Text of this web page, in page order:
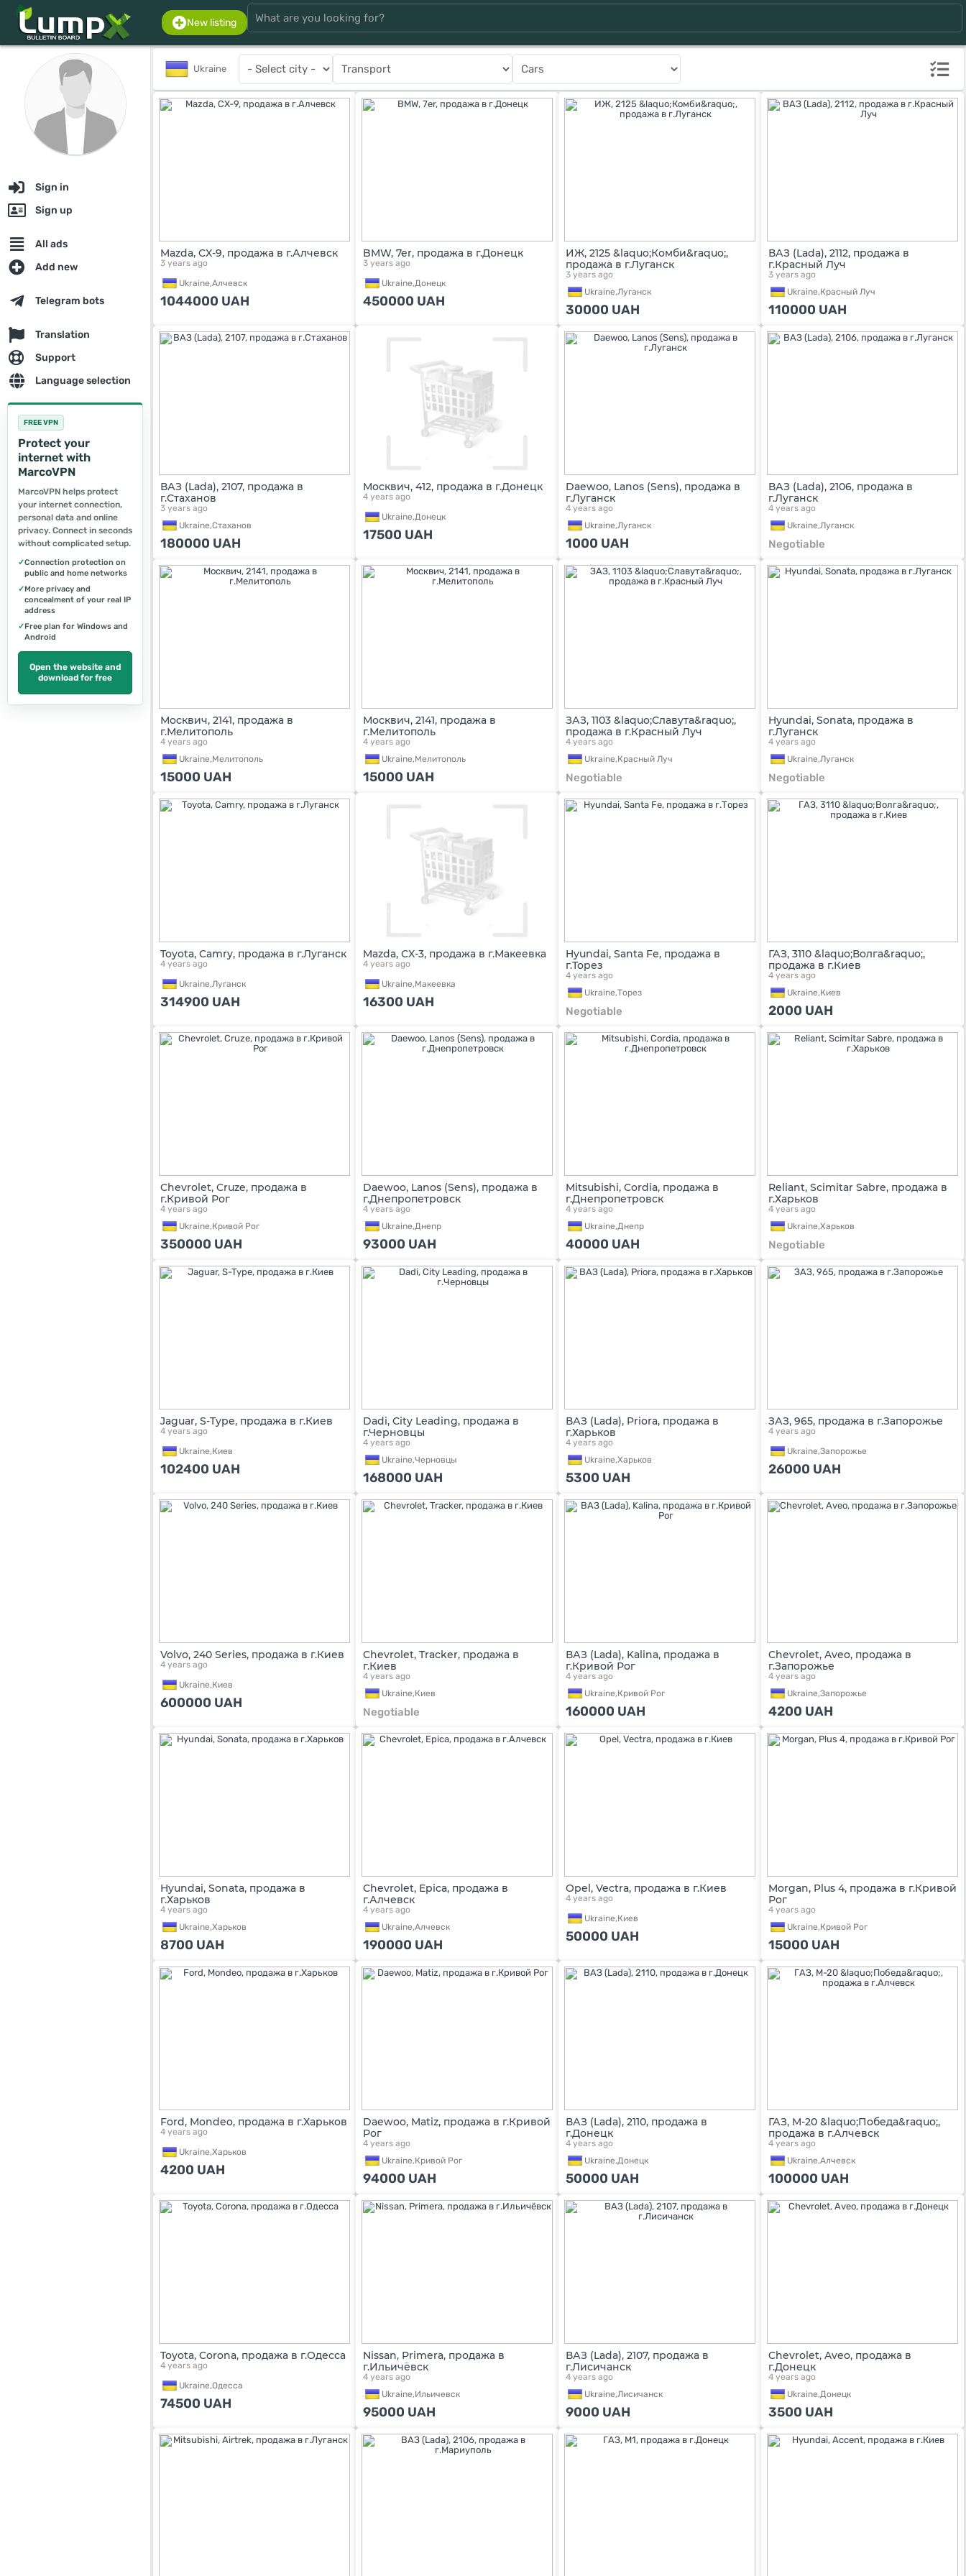
New listing
Sign in
Sign up
All ads
Add new
Telegram bots
Translation
Support
Language selection
FREE VPN
Protect your
internet with
MarcoVPN
MarcoVPN helps protect
your internet connection,
personal data and online
privacy. Connect in seconds
without complicated setup.
✓Connection protection on
public and home networks
✓More privacy and
concealment of your real IP
address
✓Free plan for Windows and
Android
Open the website and
download for free
Ukraine
Mazda, CX-9, продажа в г.Алчевск
3 years ago
Ukraine,Алчевск
1044000 UAH
BMW, 7er, продажа в г.Донецк
3 years ago
Ukraine,Донецк
450000 UAH
ИЖ, 2125 &laquo;Комби&raquo;,
продажа в г.Луганск
3 years ago
Ukraine,Луганск
30000 UAH
ВАЗ (Lada), 2112, продажа в
г.Красный Луч
3 years ago
Ukraine,Красный Луч
110000 UAH
ВАЗ (Lada), 2107, продажа в
г.Стаханов
3 years ago
Ukraine,Стаханов
180000 UAH
Москвич, 412, продажа в г.Донецк
4 years ago
Ukraine,Донецк
17500 UAH
Daewoo, Lanos (Sens), продажа в
г.Луганск
4 years ago
Ukraine,Луганск
1000 UAH
ВАЗ (Lada), 2106, продажа в
г.Луганск
4 years ago
Ukraine,Луганск
Negotiable
Москвич, 2141, продажа в
г.Мелитополь
4 years ago
Ukraine,Мелитополь
15000 UAH
Москвич, 2141, продажа в
г.Мелитополь
4 years ago
Ukraine,Мелитополь
15000 UAH
ЗАЗ, 1103 &laquo;Славута&raquo;,
продажа в г.Красный Луч
4 years ago
Ukraine,Красный Луч
Negotiable
Hyundai, Sonata, продажа в
г.Луганск
4 years ago
Ukraine,Луганск
Negotiable
Toyota, Camry, продажа в г.Луганск
4 years ago
Ukraine,Луганск
314900 UAH
Mazda, CX-3, продажа в г.Макеевка
4 years ago
Ukraine,Макеевка
16300 UAH
Hyundai, Santa Fe, продажа в
г.Торез
4 years ago
Ukraine,Торез
Negotiable
ГАЗ, 3110 &laquo;Волга&raquo;,
продажа в г.Киев
4 years ago
Ukraine,Киев
2000 UAH
Chevrolet, Cruze, продажа в
г.Кривой Рог
4 years ago
Ukraine,Кривой Рог
350000 UAH
Daewoo, Lanos (Sens), продажа в
г.Днепропетровск
4 years ago
Ukraine,Днепр
93000 UAH
Mitsubishi, Cordia, продажа в
г.Днепропетровск
4 years ago
Ukraine,Днепр
40000 UAH
Reliant, Scimitar Sabre, продажа в
г.Харьков
4 years ago
Ukraine,Харьков
Negotiable
Jaguar, S-Type, продажа в г.Киев
4 years ago
Ukraine,Киев
102400 UAH
Dadi, City Leading, продажа в
г.Черновцы
4 years ago
Ukraine,Черновцы
168000 UAH
ВАЗ (Lada), Priora, продажа в
г.Харьков
4 years ago
Ukraine,Харьков
5300 UAH
ЗАЗ, 965, продажа в г.Запорожье
4 years ago
Ukraine,Запорожье
26000 UAH
Volvo, 240 Series, продажа в г.Киев
4 years ago
Ukraine,Киев
600000 UAH
Chevrolet, Tracker, продажа в
г.Киев
4 years ago
Ukraine,Киев
Negotiable
ВАЗ (Lada), Kalina, продажа в
г.Кривой Рог
4 years ago
Ukraine,Кривой Рог
160000 UAH
Chevrolet, Aveo, продажа в
г.Запорожье
4 years ago
Ukraine,Запорожье
4200 UAH
Hyundai, Sonata, продажа в
г.Харьков
4 years ago
Ukraine,Харьков
8700 UAH
Chevrolet, Epica, продажа в
г.Алчевск
4 years ago
Ukraine,Алчевск
190000 UAH
Opel, Vectra, продажа в г.Киев
4 years ago
Ukraine,Киев
50000 UAH
Morgan, Plus 4, продажа в г.Кривой
Рог
4 years ago
Ukraine,Кривой Рог
15000 UAH
Ford, Mondeo, продажа в г.Харьков
4 years ago
Ukraine,Харьков
4200 UAH
Daewoo, Matiz, продажа в г.Кривой
Рог
4 years ago
Ukraine,Кривой Рог
94000 UAH
ВАЗ (Lada), 2110, продажа в
г.Донецк
4 years ago
Ukraine,Донецк
50000 UAH
ГАЗ, М-20 &laquo;Победа&raquo;,
продажа в г.Алчевск
4 years ago
Ukraine,Алчевск
100000 UAH
Toyota, Corona, продажа в г.Одесса
4 years ago
Ukraine,Одесса
74500 UAH
Nissan, Primera, продажа в
г.Ильичёвск
4 years ago
Ukraine,Ильичевск
95000 UAH
ВАЗ (Lada), 2107, продажа в
г.Лисичанск
4 years ago
Ukraine,Лисичанск
9000 UAH
Chevrolet, Aveo, продажа в
г.Донецк
4 years ago
Ukraine,Донецк
3500 UAH